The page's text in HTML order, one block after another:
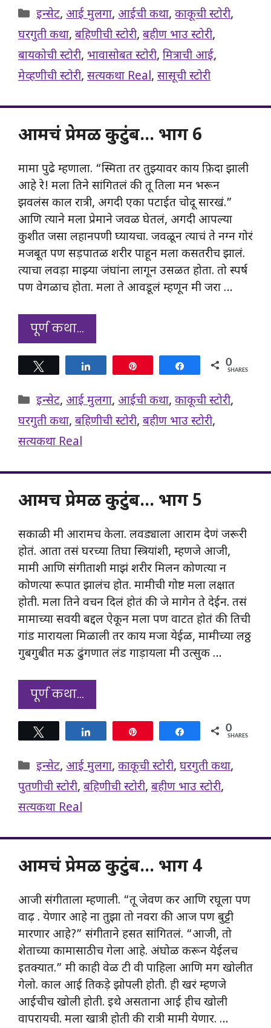
Categories
इन्सेट,आई मुलगा,आईची कथा,काकूची स्टोरी,
घरगुती कथा, बहिणीची स्टोरी, बहीण भाउ स्टोरी,
बायकोची स्टोरी, भावासोबत स्टोरी, मित्राची आई,
मेव्हणीची स्टोरी, सत्यकथा Real, सासूची स्टोरी
आमचं प्रेमळ कुटुंब… भाग 6
मामा पुढे म्हणाला. “स्मिता तर तुझ्यावर काय फ़िदा झाली
आहे रे! मला तिने सांगितलं की तू तिला मन भरून
झवलंस काल रात्री, अगदी एका पटाईत चोदू सारखं.”
आणि त्याने मला प्रेमाने जवळ घेतलं, अगदी आपल्या
कुशीत जसा लहानपणी घ्यायचा. जवळून त्याचं ते नग्न गोरं
मजबूत पण सड़पातळ शरीर पाहून मला कसतरीच झालं.
त्याचा लवड़ा माझ्या जंघांना लागून उसळत होता. तो स्पर्ष
पण वेगळाच होता. मला ते आवडूलं म्हणून मी जरा …
पूर्ण कथा…
Share 0
SHARES
Categories
इन्सेट,आई मुलगा,आईची कथा,काकूची स्टोरी,
घरगुती कथा, बहिणीची स्टोरी, बहीण भाउ स्टोरी,
सत्यकथा Real
आमच प्रेमळ कुटुंब… भाग 5
सकाळी मी आरामच केला. लवड्याला आराम देणं जरूरी
होतं. आता तसं घरच्या तिघा स्त्रियांशी, म्हणजे आजी,
मामी आणि संगीताशी माझं शरीर मिलन कोणत्या न
कोणत्या रूपात झालंच होत. मामीची गोष्ट मला लक्षात
होती. मला तिने वचन दिलं होतं की जे मागेन ते देईन. तसं
मामाच्या सवयी बद्दल ऐकून मला पण वाटत होतं की तिची
गांड मारायला मिळाली तर काय मजा येईळ, मामीच्या लठ्ठ
गुबगुबीत मऊ ढुंगणात लंड गाड़ायला मी उत्सुक …
पूर्ण कथा…
Share 0
SHARES
Categories
इन्सेट,आई मुलगा,काकूची स्टोरी,घरगुती कथा,
पुतणीची स्टोरी, बहिणीची स्टोरी, बहीण भाउ स्टोरी,
सत्यकथा Real
आमचं प्रेमळ कुटुंब… भाग 4
आजी संगीताला म्हणाली. “तू जेवण कर आणि रघूला पण
वाढ़ . येणार आहे ना तुझा तो नवरा की आज पण बुट्टी
मारणार आहे?” संगीताने हसत सांगितलं. “आजी, तो
शेताच्या कामासाठीच गेला आहे. अंघोळ करून येईलच
इतक्यात.” मी काही वेळ टी वी पाहिला आणि मग खोलीत
गेलो. काल आई तिकड़े झोपली होती. ही खरं म्हणजे
आईचीच खोली होती. इथे असताना आई हीच खोली
वापरायची. मला खात्री होती की रात्री मामी येणार. …